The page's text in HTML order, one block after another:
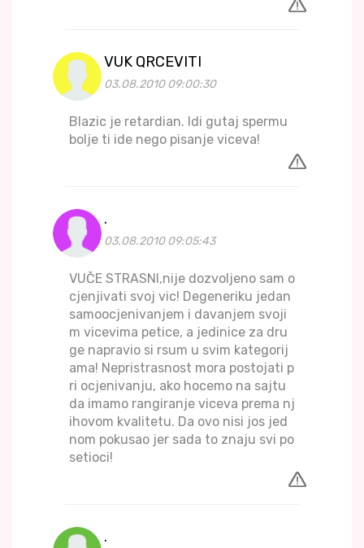
VUK QRCEVITI
03.08.2010 09:00:30
Blazic je retardian. Idi gutaj spermu
bolje ti ide nego pisanje viceva!
.
03.08.2010 09:05:43
VUČE STRASNI,nije dozvoljeno sam o
cjenjivati svoj vic! Degeneriku jedan
samoocjenivanjem i davanjem svoji
m vicevima petice, a jedinice za dru
ge napravio si rsum u svim kategorij
ama! Nepristrasnost mora postojati p
ri ocjenivanju, ako hocemo na sajtu
da imamo rangiranje viceva prema nj
ihovom kvalitetu. Da ovo nisi jos jed
nom pokusao jer sada to znaju svi po
setioci!
.